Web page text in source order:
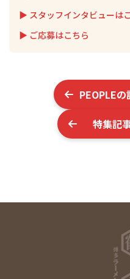
▶ スタッフインタビューは
▶ ご応募はこちら
PEOPLEの
特集記